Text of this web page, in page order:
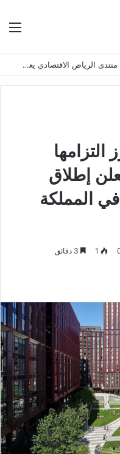
تحت رعاية خادم الحرمين الشريفين.. منتدى الرياض الاقتصادي يعقد دورته الـ(12) أكتوبر القادم
إطلاق
المملكة
1